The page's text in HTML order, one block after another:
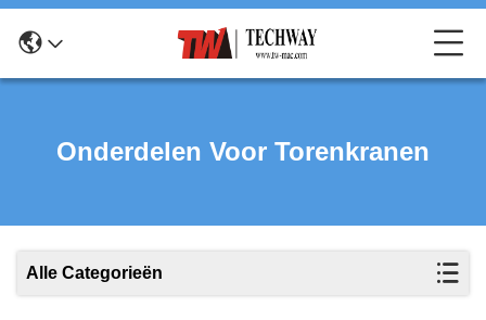
Onderdelen Voor Torenkranen
Alle Categorieën